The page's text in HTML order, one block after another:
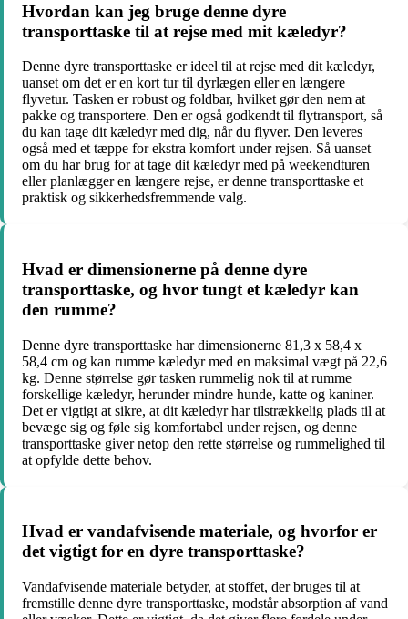
Hvordan kan jeg bruge denne dyre
transporttaske til at rejse med mit kæledyr?
Denne dyre transporttaske er ideel til at rejse med dit kæledyr,
uanset om det er en kort tur til dyrlægen eller en længere
flyvetur. Tasken er robust og foldbar, hvilket gør den nem at
pakke og transportere. Den er også godkendt til flytransport, så
du kan tage dit kæledyr med dig, når du flyver. Den leveres
også med et tæppe for ekstra komfort under rejsen. Så uanset
om du har brug for at tage dit kæledyr med på weekendturen
eller planlægger en længere rejse, er denne transporttaske et
praktisk og sikkerhedsfremmende valg.
Hvad er dimensionerne på denne dyre
transporttaske, og hvor tungt et kæledyr kan
den rumme?
Denne dyre transporttaske har dimensionerne 81,3 x 58,4 x
58,4 cm og kan rumme kæledyr med en maksimal vægt på 22,6
kg. Denne størrelse gør tasken rummelig nok til at rumme
forskellige kæledyr, herunder mindre hunde, katte og kaniner.
Det er vigtigt at sikre, at dit kæledyr har tilstrækkelig plads til at
bevæge sig og føle sig komfortabel under rejsen, og denne
transporttaske giver netop den rette størrelse og rummelighed til
at opfylde dette behov.
Hvad er vandafvisende materiale, og hvorfor er
det vigtigt for en dyre transporttaske?
Vandafvisende materiale betyder, at stoffet, der bruges til at
fremstille denne dyre transporttaske, modstår absorption af vand